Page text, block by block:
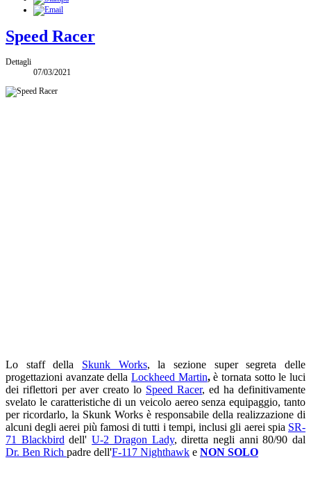
Speed Racer
Dettagli
07/03/2021
Lo staff della Skunk Works, la sezione super segreta delle
progettazioni avanzate della Lockheed Martin,è tornata sotto le luci
dei riflettori per aver creato lo Speed ​​Racer, ed ha definitivamente
svelato le caratteristiche di un veicolo aereo senza equipaggio, tanto
per ricordarlo, la Skunk Works è responsabile della realizzazione di
alcuni degli aerei più famosi di tutti i tempi, inclusi gli aerei spia SR-
71 Blackbird dell'U-2 Dragon Lady, diretta negli anni 80/90 dal
Dr. Ben Rich padre dell'F-117 Nighthawk e NON SOLO